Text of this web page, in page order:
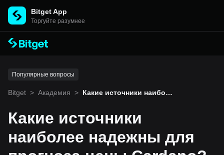
Bitget App
Торгуйте разумнее
Популярные вопросы
Bitget > Академия > Какие источники наибол
оверенных платформ в 2
026 году
Какие источники
наиболее надежны для